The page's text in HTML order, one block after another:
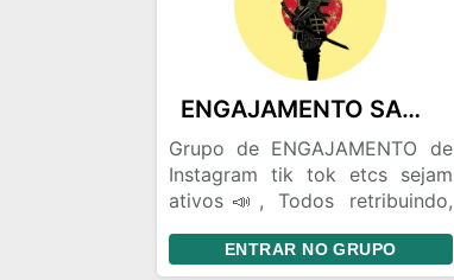
apaixonados por jogos se
conectarem, interagirem e
aproveitarem a experiência de
colaborativo e competitivo.
ENGAJAMENTO SAMURAI 🀄
Grupo de ENGAJAMENTO de
Instagram tik tok etcs sejam
ativos📣, Todos retribuindo,
ENTRAR NO GRUPO